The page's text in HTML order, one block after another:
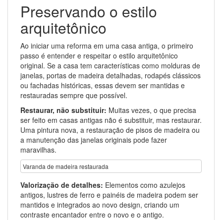
Preservando o estilo
arquitetônico
Ao iniciar uma reforma em uma casa antiga, o primeiro
passo é entender e respeitar o estilo arquitetônico
original. Se a casa tem características como molduras de
janelas, portas de madeira detalhadas, rodapés clássicos
ou fachadas históricas, essas devem ser mantidas e
restauradas sempre que possível.
Restaurar, não substituir: Muitas vezes, o que precisa
ser feito em casas antigas não é substituir, mas restaurar.
Uma pintura nova, a restauração de pisos de madeira ou
a manutenção das janelas originais pode fazer
maravilhas.
Varanda de madeira restaurada
Valorização de detalhes: Elementos como azulejos
antigos, lustres de ferro e painéis de madeira podem ser
mantidos e integrados ao novo design, criando um
contraste encantador entre o novo e o antigo.